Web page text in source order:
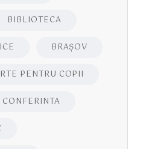
BIBLIOTECA
BRAŞOV
PENTRU COPII
CONFERINTA